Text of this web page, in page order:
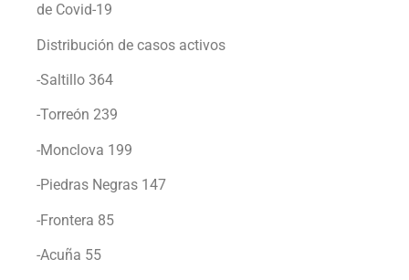
de Covid-19
Distribución de casos activos
-Saltillo 364
-Torreón 239
-Monclova 199
-Piedras Negras 147
-Frontera 85
-Acuña 55